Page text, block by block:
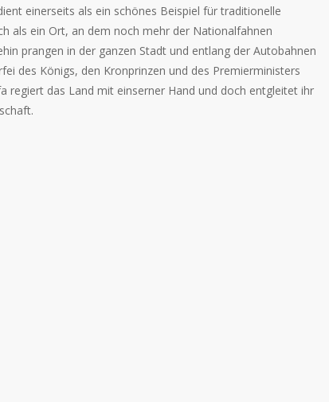
einerseits als ein schönes Beispiel für traditionelle
als ein Ort, an dem noch mehr der Nationalfahnen
prangen in der ganzen Stadt und entlang der Autobahnen
des Königs, den Kronprinzen und des Premierministers
regiert das Land mit einserner Hand und doch entgleitet ihr